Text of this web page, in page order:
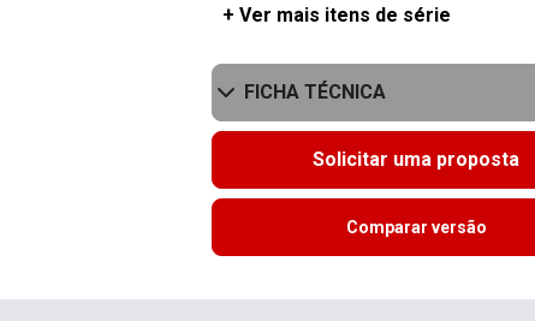
+ Ver mais itens de série
FICHA TÉCNICA
Solicitar uma proposta
Comparar versão